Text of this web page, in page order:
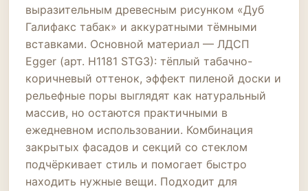
выразительным древесным рисунком «Дуб
Галифакс табак» и аккуратными тёмными
вставками. Основной материал — ЛДСП
Egger (арт. H1181 STG3): тёплый табачно-
коричневый оттенок, эффект пиленой доски и
рельефные поры выглядят как натуральный
массив, но остаются практичными в
ежедневном использовании. Комбинация
закрытых фасадов и секций со стеклом
подчёркивает стиль и помогает быстро
находить нужные вещи. Подходит для